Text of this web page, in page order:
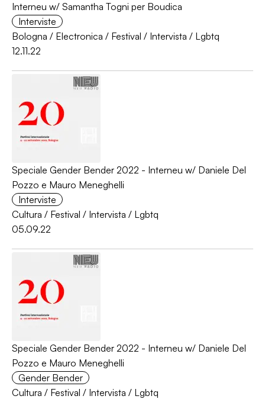
Interneu w/ Samantha Togni per Boudica
Interviste
Bologna / Electronica / Festival / Intervista / Lgbtq
12.11.22
Speciale Gender Bender 2022 - Interneu w/ Daniele Del
Pozzo e Mauro Meneghelli
Interviste
Cultura / Festival / Intervista / Lgbtq
05.09.22
Speciale Gender Bender 2022 - Interneu w/ Daniele Del
Pozzo e Mauro Meneghelli
Gender Bender
Cultura / Festival / Intervista / Lgbtq